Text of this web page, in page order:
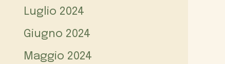
Luglio 2024
Giugno 2024
Maggio 2024